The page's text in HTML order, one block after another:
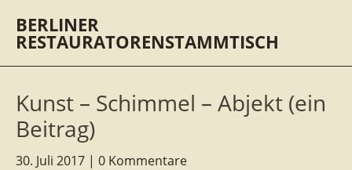
BERLINER
RESTAURATORENSTAMMTISCH
Kunst – Schimmel – Abjekt (ein
Beitrag)
30. Juli 2017 0 Kommentare